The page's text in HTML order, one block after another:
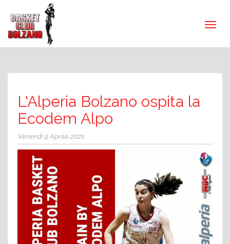
L'Alperia Bolzano ospita la
Ecodem Alpo
Venerdì 9 Aprile 2021